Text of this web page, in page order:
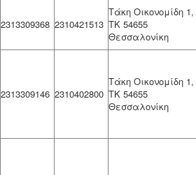
2313309368 2310421513
Τάκη Οικονομίδη 1,
ΤΚ 54655
Θεσσαλονίκη
2313309146 2310402800
Τάκη Οικονομίδη 1,
ΤΚ 54655
Θεσσαλονίκη